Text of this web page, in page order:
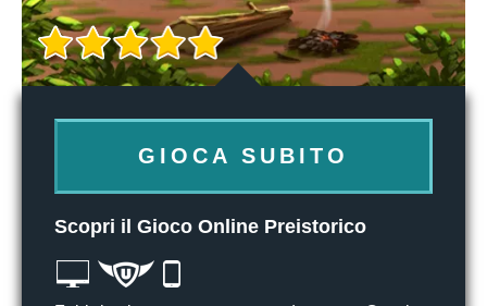
GIOCA SUBITO
Scopri il Gioco Online Preistorico